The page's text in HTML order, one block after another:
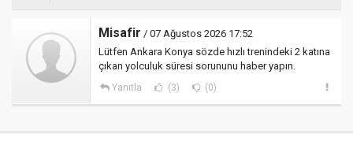
Misafir / 07 Ağustos 2026 17:52
Lütfen Ankara Konya sözde hızlı trenindeki 2 katına
çıkan yolculuk süresi sorununu haber yapın.
Yanıtla (3) (0)